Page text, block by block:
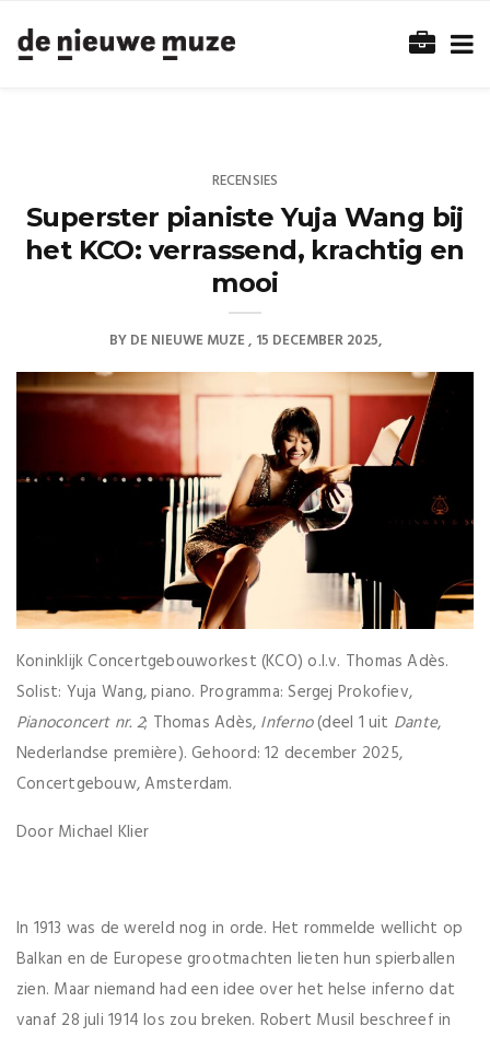
RECENSIES
Superster pianiste Yuja Wang bij
het KCO: verrassend, krachtig en
mooi
BYDE NIEUWE MUZE 15 DECEMBER 2025
Koninklijk Concertgebouworkest (KCO) o.l.v. Thomas Adès.
Solist: Yuja Wang, piano. Programma: Sergej Prokofiev,
Pianoconcert nr. 2; Thomas Adès, Inferno(deel 1 uit Dante,
Nederlandse première). Gehoord: 12 december 2025,
Concertgebouw, Amsterdam.
Door Michael Klier
In 1913 was de wereld nog in orde. Het rommelde wellicht op
Balkan en de Europese grootmachten lieten hun spierballen
zien. Maar niemand had een idee over het helse inferno dat
vanaf 28 juli 1914 los zou breken. Robert Musil beschreef in